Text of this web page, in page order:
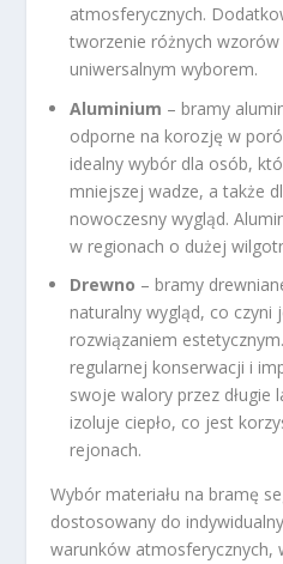
atmosferycznych.
tworzenie różnych
uniwersalnym wyborem.
Aluminium – bramy
odporne na korozję w
idealny wybór dla osób,
mniejszej wadze, a także
nowoczesny wygląd.
w regionach o dużej
Drewno – bramy
naturalny wygląd, co czyni
rozwiązaniem
regularnej konserwacji i
swoje walory przez długie
izoluje ciepło, co jest
rejonach.
Wybór materiału na bramę
dostosowany do
warunków atmosferycznych,